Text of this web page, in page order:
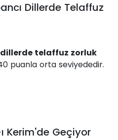
Dillerde Telaffuz
telaffuz zorluk
puanla orta seviyededir.
Kerim'de Geçiyor